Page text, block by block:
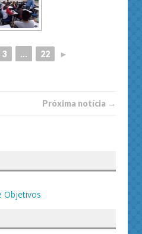
3 ... 22 ►
Próxima notí­­cia →
Objetivos